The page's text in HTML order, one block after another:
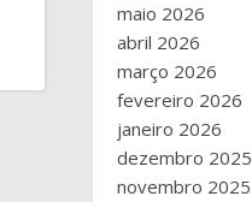
maio 2026
abril 2026
março 2026
fevereiro 2026
janeiro 2026
dezembro 2025
novembro 2025